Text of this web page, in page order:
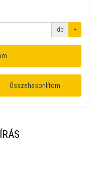
db +
Összehasonlítom